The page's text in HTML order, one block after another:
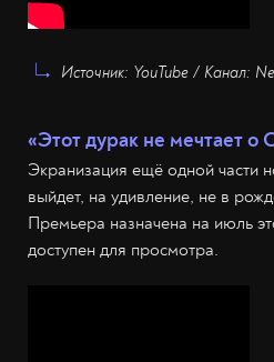
Источник: YouTube / Канал:
«Этот дурак не мечтает о
Экранизация ещё одной части
выйдет, на удивление, не в
Премьера назначена на июль
доступен для просмотра.